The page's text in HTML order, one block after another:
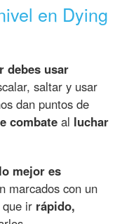
en Dying
debes usar
saltar y usar
dan puntos de
combate al luchar
lo mejor es
marcados con un
ir rápido,